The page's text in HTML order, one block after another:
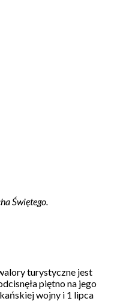
Świętego.
turystyczne jest
piętno na jego
wojny i 1 lipca